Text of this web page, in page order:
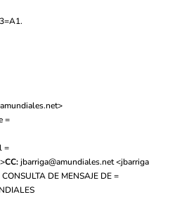
>
=
=
>CC: jbarriga@amundiales.net <jbarriga
CONSULTA DE MENSAJE DE =